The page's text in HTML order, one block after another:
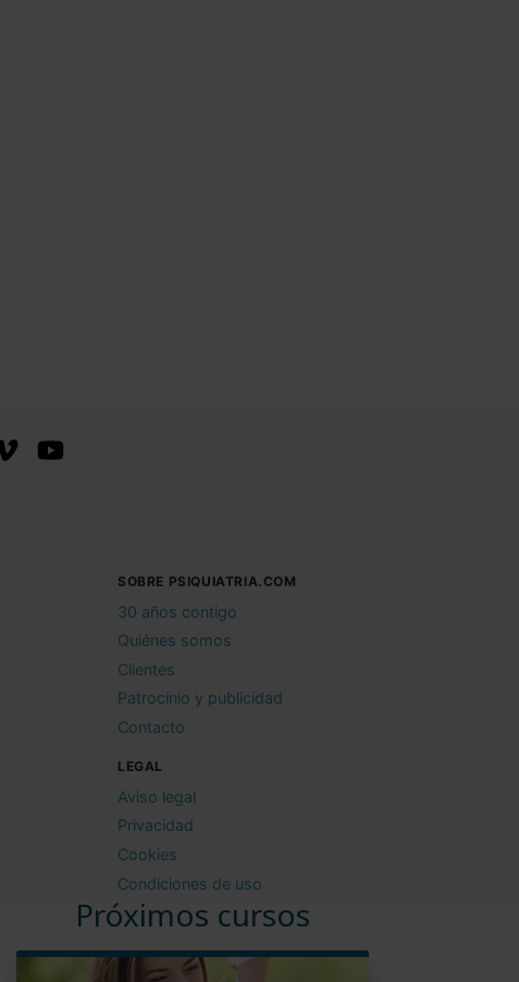
Próximos cursos
SOBRE PSIQUIATRIA.COM
30 años contigo
Quiénes somos
Clientes
Patrocinio y publicidad
Contacto
LEGAL
Aviso legal
Privacidad
Cookies
Condiciones de uso